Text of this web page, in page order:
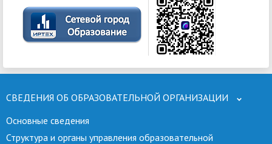
СВЕДЕНИЯ ОБ ОБРАЗОВАТЕЛЬНОЙ ОРГАНИЗАЦИИ
Основные сведения
Структура и органы управления образовательной